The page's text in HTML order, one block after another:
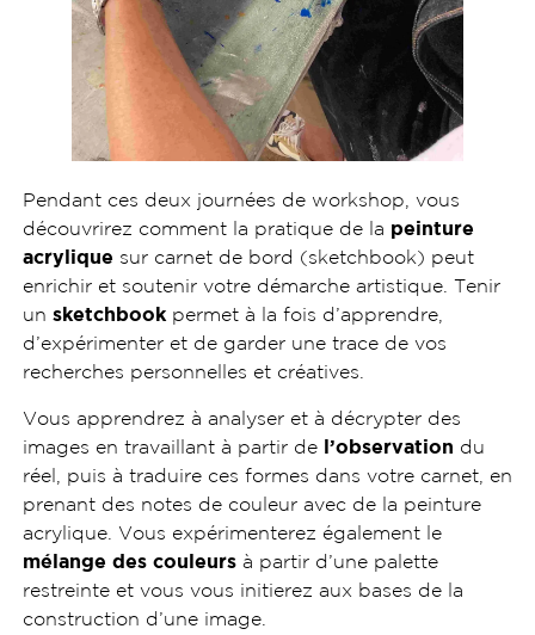
Pendant ces deux journées de workshop, vous
découvrirez comment la pratique de la peinture
acrylique sur carnet de bord (sketchbook) peut
enrichir et soutenir votre démarche artistique. Tenir
un sketchbookpermet à la fois d’apprendre,
d’expérimenter et de garder une trace de vos
recherches personnelles et créatives.
Vous apprendrez à analyser et à décrypter des
images en travaillant à partir de l’observation du
réel, puis à traduire ces formes dans votre carnet, en
prenant des notes de couleur avec de la peinture
acrylique. Vous expérimenterez également le
mélange des couleursà partir d’une palette
restreinte et vous vous initierez aux bases de la
construction d’une image.